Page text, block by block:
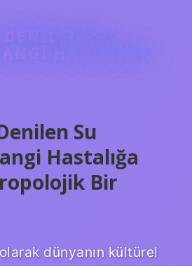
SU
HASTALIĞA
Su
Hastalığa
Bir
dünyanın kültürel